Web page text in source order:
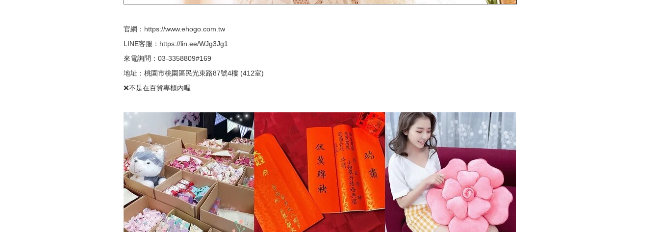
官網：https://www.ehogo.com.tw
LINE客服：https://lin.ee/WJg3Jg1
來電詢問：03-3358809#169
地址：桃園市桃園區民光東路87號4樓 (412室)
❌不是在百貨專櫃內喔